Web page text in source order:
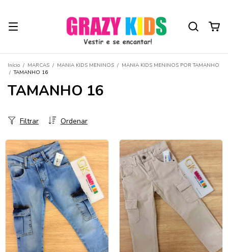
Início / MARCAS / MANIA KIDS MENINOS / MANIA KIDS MENINOS POR TAMANHO
/ TAMANHO 16
TAMANHO 16
Ordenar
Filtrar